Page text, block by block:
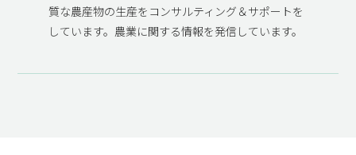
質な農産物の生産をコンサルティング＆サポートを
しています。農業に関する情報を発信しています。